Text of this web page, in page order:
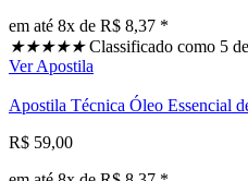
em até 8x de R$ 8,37 *
★★★★★ Classificado como 5
Ver Apostila
Apostila Técnica Óleo Essencial
R$ 59,00